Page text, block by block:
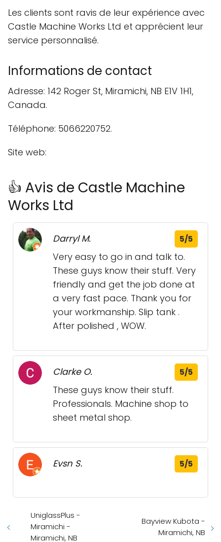
Les clients sont ravis de leur expérience avec
Castle Machine Works Ltd et apprécient leur
service personnalisé.
Informations de contact
Adresse: 142 Roger St, Miramichi, NB E1V 1H1,
Canada.
Téléphone: 5066220752.
Site web:
👍 Avis de Castle Machine
Works Ltd
Darryl M. 5/5
Very easy to go in and talk to.
These guys know their stuff. Very
friendly and get the job done at
a very fast pace. Thank you for
your workmanship. Slip tank .
After polished , WOW.
Clarke O. 5/5
These guys know their stuff.
Professionals. Machine shop to
sheet metal shop.
Evsn S. 5/5
UniglassPlus -
Miramichi -
Miramichi, NB
Bayview Kubota -
Miramichi, NB